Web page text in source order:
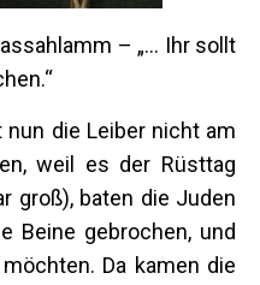
– „... Ihr sollt
nun die Leiber nicht am
weil es der Rüsttag
groß), baten die Juden
Beine gebrochen, und
Da kamen die